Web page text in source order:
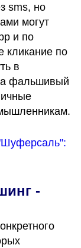
sms, но
могут
и по
кликание по
в
фальшивый
-